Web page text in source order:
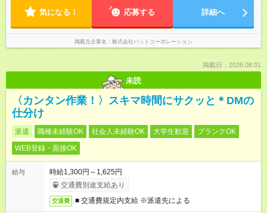
気になる！ 応募する 詳細へ
掲載元企業名 株式会社パットコーポレーション
掲載日：2026.08.01
未読
〈カンタン作業！〉スキマ時間にサクッと＊DMの
仕分け
派遣 職種未経験OK 社会人未経験OK 大学生歓迎
ブランクOK
WEB登録・面接OK
給与
時給1,300円～1,625円
交通費別途支給あり
交通費 ■ 交通費規定内支給 ※派遣先による